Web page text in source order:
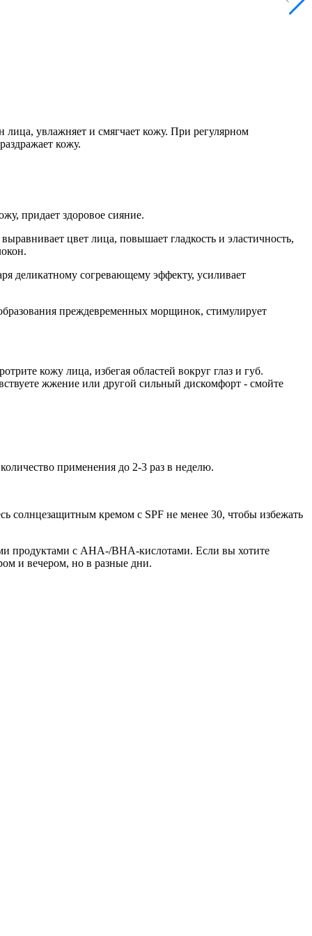
увлажняет и смягчает кожу. При регулярном
кожу.
придает здоровое сияние.
цвет лица, повышает гладкость и эластичность,
деликатному согревающему эффекту, усиливает
преждевременных морщинок, стимулирует
кожу лица, избегая областей вокруг глаз и губ.
жжение или другой сильный дискомфорт - смойте
применения до 2-3 раз в неделю.
солнцезащитным кремом с SPF не менее 30, чтобы избежать
продуктами с AHA-/BHA-кислотами. Если вы хотите
и вечером, но в разные дни.